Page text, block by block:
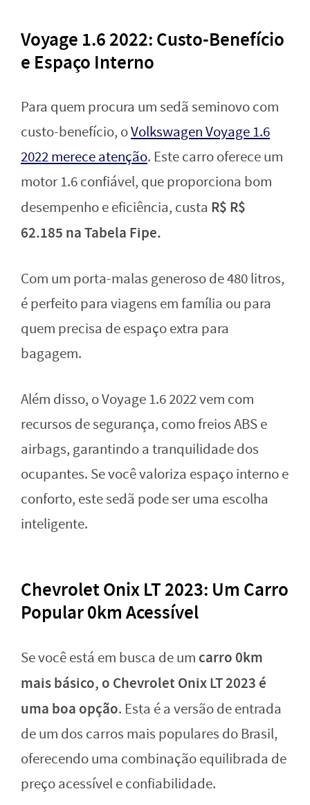
Voyage 1.6 2022: Custo-Benefício
e Espaço Interno
Para quem procura um sedã seminovo com
custo-benefício, oVolkswagen Voyage 1.6
2022 merece atenção. Este carro oferece um
motor 1.6 confiável, que proporciona bom
desempenho e eficiência, custa R$ R$
62.185 na Tabela Fipe.
Com um porta-malas generoso de 480 litros,
é perfeito para viagens em família ou para
quem precisa de espaço extra para
bagagem.
Além disso, o Voyage 1.6 2022 vem com
recursos de segurança, como freios ABS e
airbags, garantindo a tranquilidade dos
ocupantes. Se você valoriza espaço interno e
conforto, este sedã pode ser uma escolha
inteligente.
Chevrolet Onix LT 2023: Um Carro
Popular 0km Acessível
Se você está em busca de um carro 0km
mais básico, o Chevrolet Onix LT 2023 é
uma boa opção. Esta é a versão de entrada
de um dos carros mais populares do Brasil,
oferecendo uma combinação equilibrada de
preço acessível e confiabilidade.